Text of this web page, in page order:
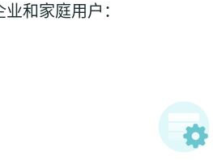
和家庭用户：